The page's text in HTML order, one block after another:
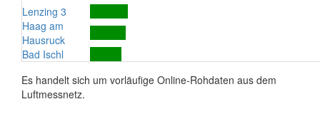
Lenzing 3
Haag am
Hausruck
Bad Ischl
Es handelt sich um vorläufige Online-Rohdaten aus dem
Luftmessnetz.